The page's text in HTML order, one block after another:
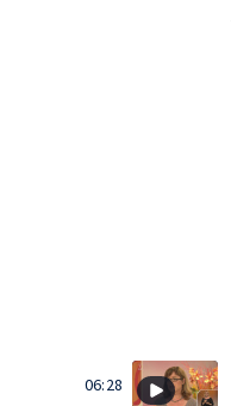
06:28